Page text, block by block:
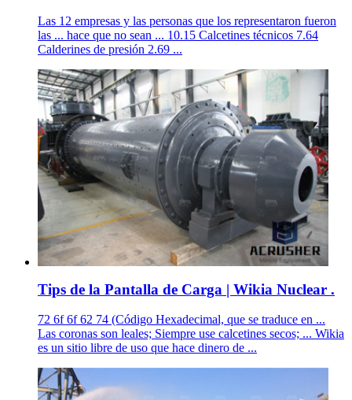
Las 12 empresas y las personas que los representaron fueron
las ... hace que no sean ... 10.15 Calcetines técnicos 7.64
Calderines de presión 2.69 ...
Tips de la Pantalla de Carga | Wikia Nuclear .
72 6f 6f 62 74 (Código Hexadecimal, que se traduce en ...
Las coronas son leales; Siempre use calcetines secos; ... Wikia
es un sitio libre de uso que hace dinero de ...